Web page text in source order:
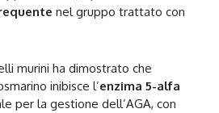
nel gruppo trattato con
murini ha dimostrato che
inibisce l’enzima 5-alfa
per la gestione dell’AGA, con